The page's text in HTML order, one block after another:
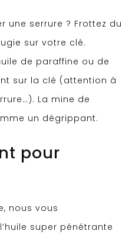
une serrure ? Frottez du
sur votre clé.
de paraffine ou de
sur la clé (attention à
La mine de
un dégrippant.
pour
nous vous
super pénétrante